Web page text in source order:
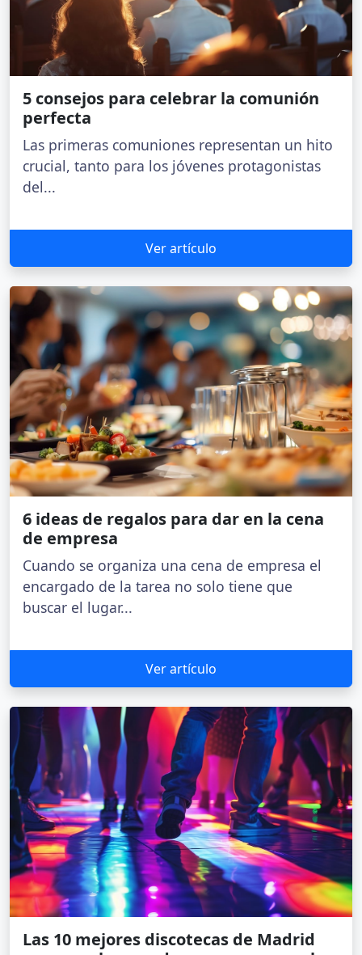
5 consejos para celebrar la comunión
perfecta
Las primeras comuniones representan un hito
crucial, tanto para los jóvenes protagonistas
del...
Ver artículo
6 ideas de regalos para dar en la cena
de empresa
Cuando se organiza una cena de empresa el
encargado de la tarea no solo tiene que
buscar el lugar...
Ver artículo
Las 10 mejores discotecas de Madrid